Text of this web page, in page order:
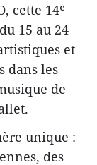
cette 14ᵉ
15 au 24
et
dans les
de
unique :
des